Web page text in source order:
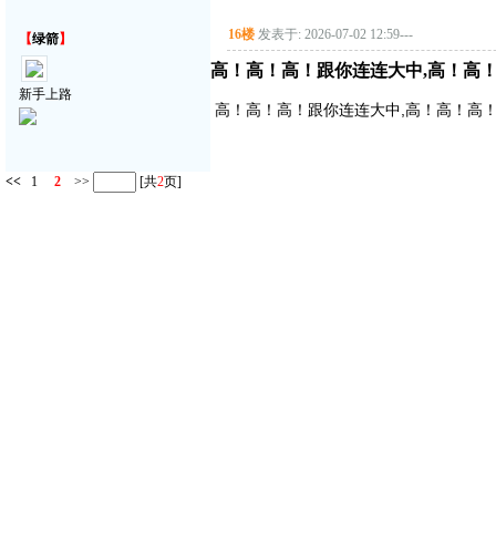
【绿箭】
新手上路
16楼 发表于: 2026-07-02 12:59---
高！高！高！跟你连连大中,高！高
高！高！高！跟你连连大中,高！高！高
<< 1 2 >> [共2页]